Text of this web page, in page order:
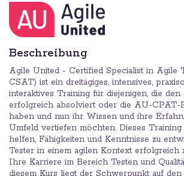
Beschreibung
Agile United - Certified Specialist in Agile
CSAT) ist ein dreitägiges, intensives,
interaktives Training für diejenigen, die
erfolgreich absolviert oder die AU-CPAT-
haben und nun ihr Wissen und ihre
Umfeld vertiefen möchten. Dieses
helfen, Fähigkeiten und Kenntnisse zu
Tester in einem agilen Kontext erfolgreich
Ihre Karriere im Bereich Testen und
diesem Kurs liegt der Schwerpunkt auf